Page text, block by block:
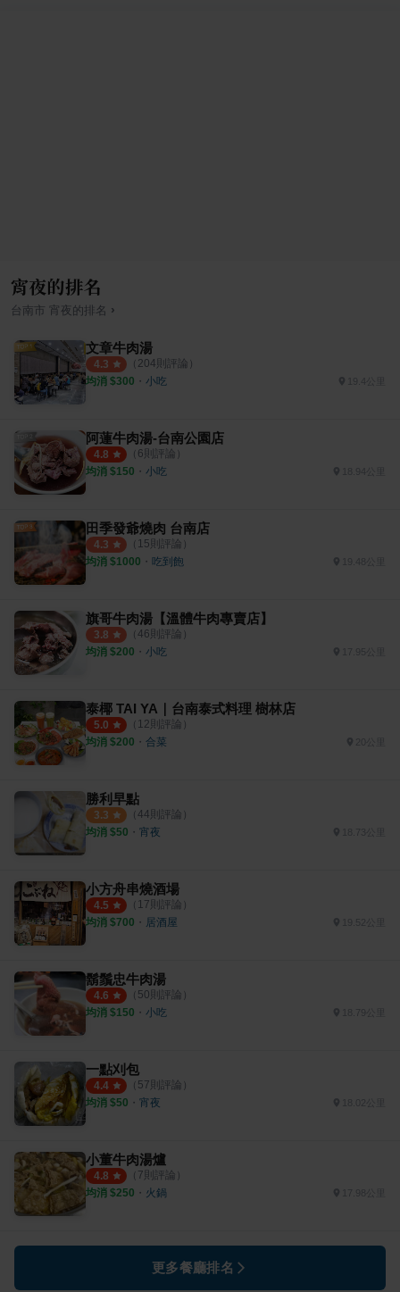
宵夜的排名
台南市 宵夜 的排名 ›
文章牛肉湯
4.3 （ 204則評論）
均消 $300 ・ 小吃 19.4公里
阿蓮牛肉湯-台南公園店
4.8 （ 6則評論）
均消 $150 ・ 小吃 18.94公里
田季發爺燒肉 台南店
4.3 （ 15則評論）
均消 $1000 ・ 吃到飽 19.48公里
旗哥牛肉湯【溫體牛肉專賣店】
3.8 （ 46則評論）
均消 $200 ・ 小吃 17.95公里
泰椰 TAI YA｜台南泰式料理 樹林店
5.0 （ 12則評論）
均消 $200 ・ 合菜
勝利早點
3.3 （ 44則評論）
均消 $50 ・ 宵夜
小方舟串燒酒場
4.5 （ 17則評論）
均消 $700 ・ 居酒屋 19.52公里
鬍鬚忠牛肉湯
4.6 （ 50則評論）
均消 $150 ・ 小吃
一點刈包
4.4 （ 57則評論）
均消 $50 ・ 宵夜
小董牛肉湯爐
4.8 （ 7則評論）
均消 $250 ・ 火鍋
更多餐廳排名